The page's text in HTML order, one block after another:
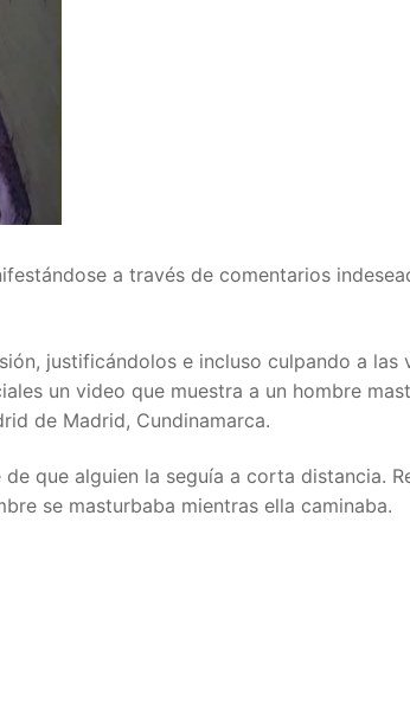
a través de comentarios
justificándolos e incluso culpando a las
un video que muestra a un hombre
de Madrid, Cundinamarca.
que alguien la seguía a corta distancia.
se masturbaba mientras ella caminaba.